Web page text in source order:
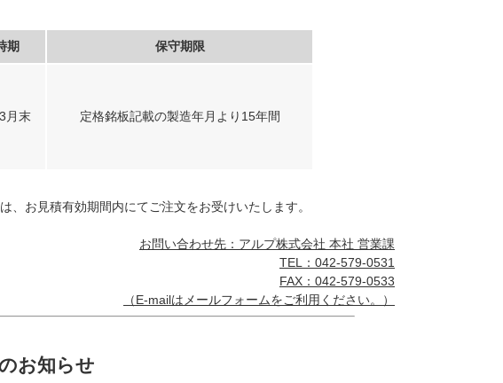
期 保守期限
月末
定格銘板記載の製造年月より15年間
、お見積有効期間内にてご注文をお受けいたします。
お問い合わせ先：アルプ株式会社 本社 営業課
TEL：042-579-0531
FAX：042-579-0533
（E-mailは メールフォームをご利用ください。）
お知らせ